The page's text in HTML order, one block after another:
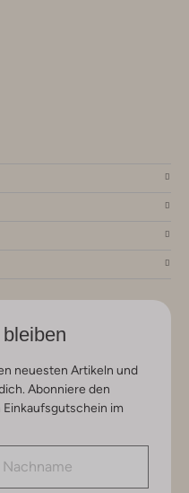
neuesten Artikeln und
Abonniere den
im